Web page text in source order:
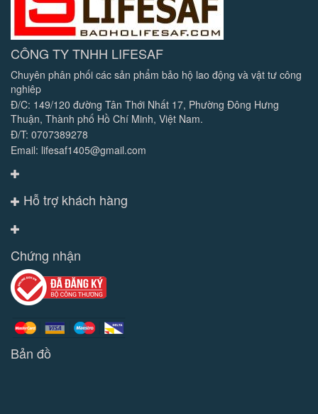
CÔNG TY TNHH LIFESAF
Chuyên phân phối các sản phẩm bảo hộ lao động và vật tư công
nghiêp
Đ/C: 149/120 đường Tân Thới Nhất 17, Phường Đông Hưng
Thuận, Thành phố Hồ Chí Minh, Việt Nam.
Đ/T: 0707389278
Email: lifesaf1405@gmail.com
Hỗ trợ khách hàng
Chứng nhận
Bản đồ